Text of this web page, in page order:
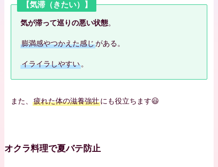
【気滞（きたい）】
気が滞って巡りの悪い状態。
膨満感やつかえた感じがある。
イライラしやすい 。
また、疲れた体の滋養強壮にも役立ちます😃
オクラ料理で夏バテ防止